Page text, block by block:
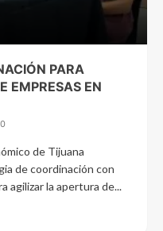
PARA
EMPRESAS EN
0
de Tijuana
de coordinación con
agilizar la apertura de...